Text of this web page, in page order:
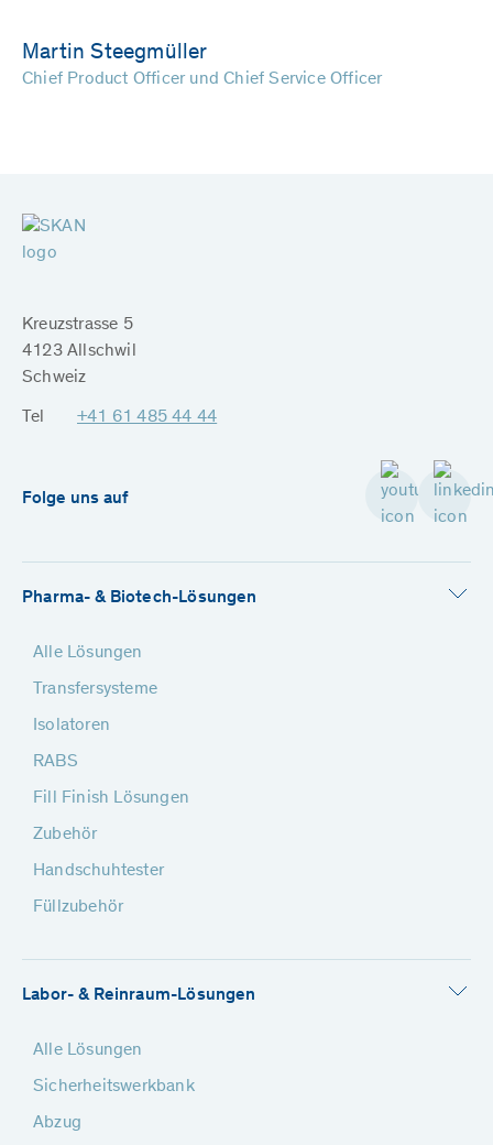
Martin Steegmüller
Chief Product Officer und Chief Service Officer
Kreuzstrasse 5
4123 Allschwil
Schweiz
Tel +41 61 485 44 44
Folge uns auf
Pharma- & Biotech-Lösungen
Alle Lösungen
Transfersysteme
Isolatoren
RABS
Fill Finish Lösungen
Zubehör
Handschuhtester
Füllzubehör
Labor- & Reinraum-Lösungen
Alle Lösungen
Sicherheitswerkbank
Abzug